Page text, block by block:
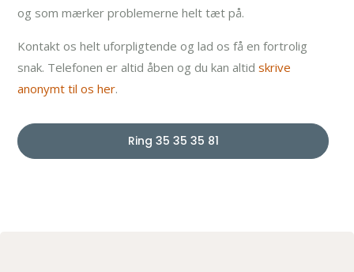
og som mærker problemerne helt tæt på.
Kontakt os helt uforpligtende og lad os få en fortrolig
snak. Telefonen er altid åben og du kan altid skrive
anonymt til os her.
Ring 35 35 35 81